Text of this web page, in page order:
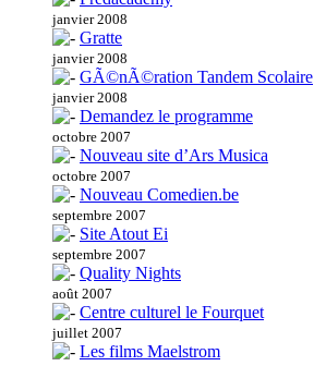
janvier 2008
Gratte
janvier 2008
GÃ©nÃ©ration Tandem Scolaire
janvier 2008
Demandez le programme
octobre 2007
Nouveau site d’Ars Musica
octobre 2007
Nouveau Comedien.be
septembre 2007
Site Atout Ei
septembre 2007
Quality Nights
août 2007
Centre culturel le Fourquet
juillet 2007
Les films Maelstrom